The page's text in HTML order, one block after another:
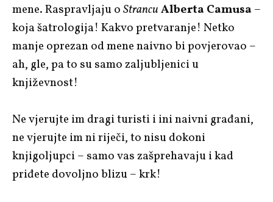
mene. Raspravljaju oStrancuAlberta Camusa–
koja šatrologija! Kakvo pretvaranje! Netko
manje oprezan od mene naivno bi povjerovao –
ah, gle, pa to su samo zaljubljenici u
književnost!
Ne vjerujte im dragi turisti i ini naivni građani,
ne vjerujte im ni riječi, to nisu dokoni
knjigoljupci – samo vas zašprehavaju i kad
priđete dovoljno blizu – krk!